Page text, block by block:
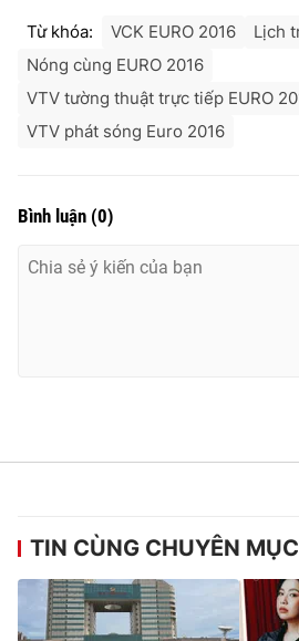
Từ khóa: VCK EURO 2016
Lịch
Nóng cùng EURO 2016
VTV tường thuật trực tiếp EURO
VTV phát sóng Euro 2016
Bình luận (0)
TIN CÙNG CHUYÊN MỤC